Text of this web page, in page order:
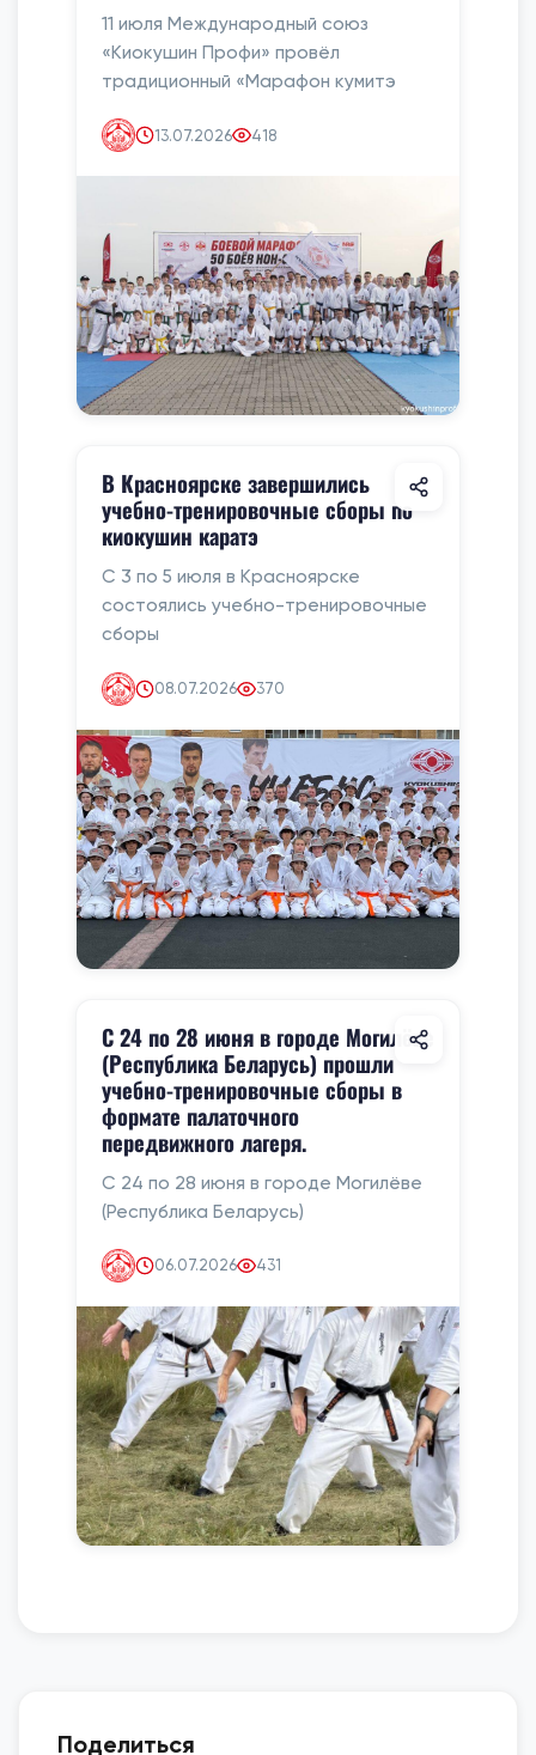
11 июля Международный союз
«Киокушин Профи» провёл
традиционный «Марафон кумитэ
13.07.2026 418
В Красноярске завершились
учебно-тренировочные сборы по
киокушин каратэ
С 3 по 5 июля в Красноярске
состоялись учебно-тренировочные
сборы
08.07.2026 370
С 24 по 28 июня в городе Могилёве
(Республика Беларусь) прошли
учебно-тренировочные сборы в
формате палаточного
передвижного лагеря.
С 24 по 28 июня в городе Могилёве
(Республика Беларусь)
06.07.2026 431
Поделиться